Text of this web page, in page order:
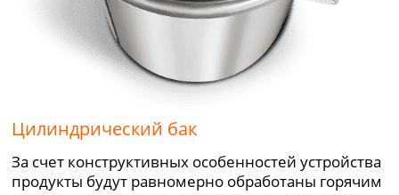
Цилиндрический бак
За счет конструктивных особенностей устройства
продукты будут равномерно обработаны горячим